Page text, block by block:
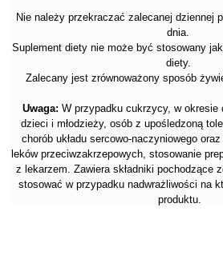
Nie należy przekraczać zalecanej dziennej
dnia.
Suplement diety nie może być stosowany
diety.
Zalecany jest zrównoważony sposób
Uwaga: W przypadku cukrzycy, w okresie
dzieci i młodzieży, osób z upośledzoną
chorób układu sercowo-naczyniowego
leków przeciwzakrzepowych, stosowanie
z lekarzem. Zawiera składniki pochodzące
stosować w przypadku nadwrażliwości na
produktu.